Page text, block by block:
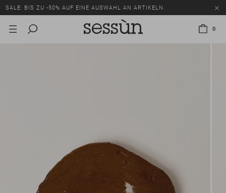
SALE: BIS ZU -50% AUF EINE AUSWAHL AN ARTIKELN.
0